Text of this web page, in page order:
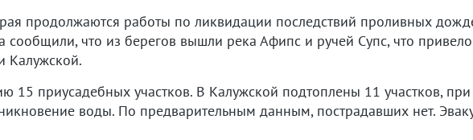
продолжаются работы по ликвидации последствий проливных
сообщили, что из берегов вышли река Афипс и ручей Супс, что
Калужской.
15 приусадебных участков. В Калужской подтоплены 11 участков,
воды. По предварительным данным, пострадавших нет.